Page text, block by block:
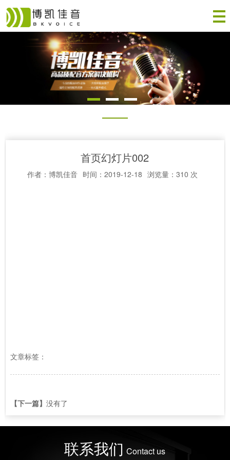
首页幻灯片002
作者：博凯佳音 时间：2019-12-18 浏览量：310 次
文章标签：
【下一篇】 没有了
联系我们 Contact us